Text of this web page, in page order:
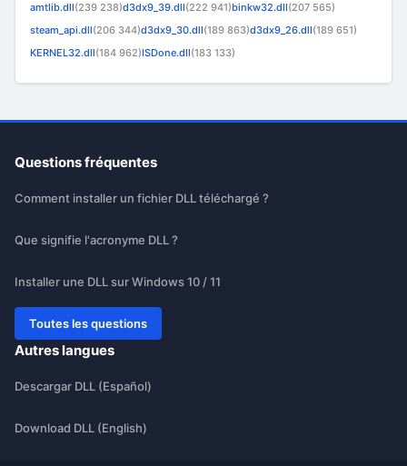
amtlib.dll(239 238)d3dx9_39.dll(222 941)binkw32.dll(207 565)
steam_api.dll(206 344)d3dx9_30.dll(189 863)d3dx9_26.dll(189 651)
KERNEL32.dll(184 962)ISDone.dll(183 133)
Questions fréquentes
Comment installer un fichier DLL téléchargé ?
Que signifie l'acronyme DLL ?
Installer une DLL sur Windows 10 / 11
Toutes les questions
Autres langues
Descargar DLL (Español)
Download DLL (English)